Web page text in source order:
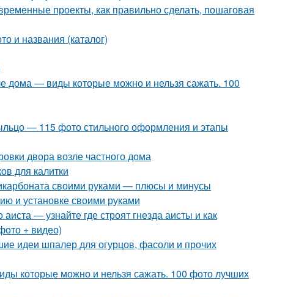
проекты, как правильно сделать, пошаговая
и названия (каталог)
дома — виды которые можно и нельзя сажать. 100
— 115 фото стильного оформления и этапы
двора возле частного дома
для калитки
своими руками — плюсы и минусы
и установке своими руками
— узнайте где строят гнезда аисты и как
+ видео)
идеи шпалер для огурцов, фасоли и прочих
которые можно и нельзя сажать. 100 фото лучших